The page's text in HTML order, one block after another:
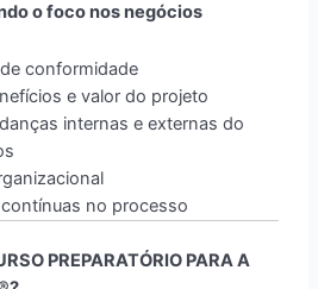
o foco nos negócios
conformidade
e valor do projeto
internas e externas do
no processo
PREPARATÓRIO PARA A